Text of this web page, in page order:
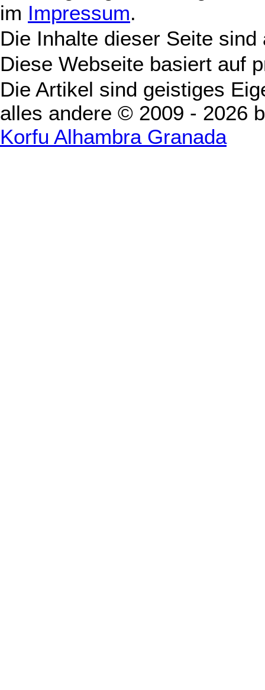
im Impressum.
Die Inhalte dieser Seite
Diese Webseite basiert auf
Die Artikel sind geistiges
alles andere © 2009 - 2026
Korfu Alhambra Granada